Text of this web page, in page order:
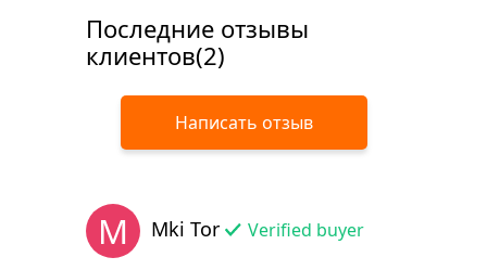
Последние отзывы
клиентов(2)
Написать отзыв
M Mki Tor Verified buyer